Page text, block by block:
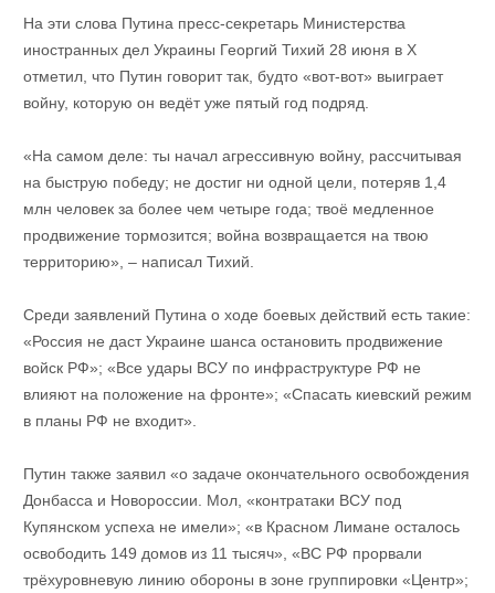
На эти слова Путина пресс-секретарь Министерства
иностранных дел Украины Георгий Тихий 28 июня в Х
отметил, что Путин говорит так, будто «вот-вот» выиграет
войну, которую он ведёт уже пятый год подряд.
«На самом деле: ты начал агрессивную войну, рассчитывая
на быструю победу; не достиг ни одной цели, потеряв 1,4
млн человек за более чем четыре года; твоё медленное
продвижение тормозится; война возвращается на твою
территорию», – написал Тихий.
Среди заявлений Путина о ходе боевых действий есть такие:
«Россия не даст Украине шанса остановить продвижение
войск РФ»; «Все удары ВСУ по инфраструктуре РФ не
влияют на положение на фронте»; «Спасать киевский режим
в планы РФ не входит».
Путин также заявил «о задаче окончательного освобождения
Донбасса и Новороссии. Мол, «контратаки ВСУ под
Купянском успеха не имели»; «в Красном Лимане осталось
освободить 149 домов из 11 тысяч», «ВС РФ прорвали
трёхуровневую линию обороны в зоне группировки «Центр»;